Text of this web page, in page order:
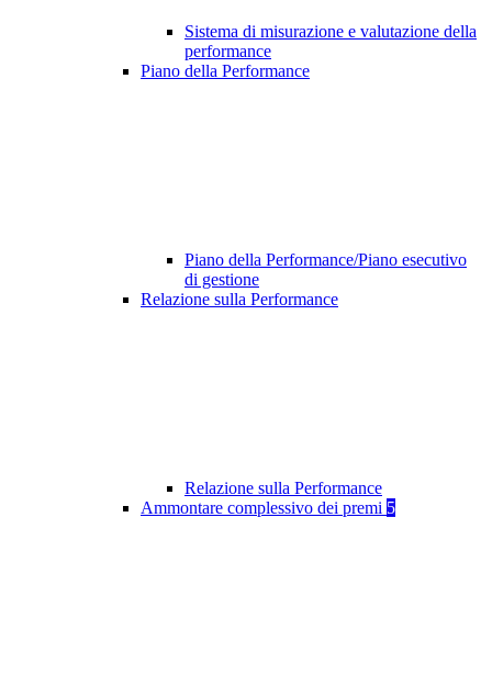
Sistema di misurazione e valutazione della
performance
Piano della Performance
Piano della Performance/Piano esecutivo
di gestione
Relazione sulla Performance
Relazione sulla Performance
Ammontare complessivo dei premi 5